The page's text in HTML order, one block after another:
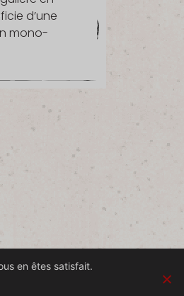
d’une
mono-
en êtes satisfait.